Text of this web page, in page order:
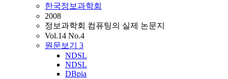
한국정보과학회
2008
정보과학회 컴퓨팅의 실제 논문지
Vol.14 No.4
원문보기 3
NDSL
NDSL
DBpia